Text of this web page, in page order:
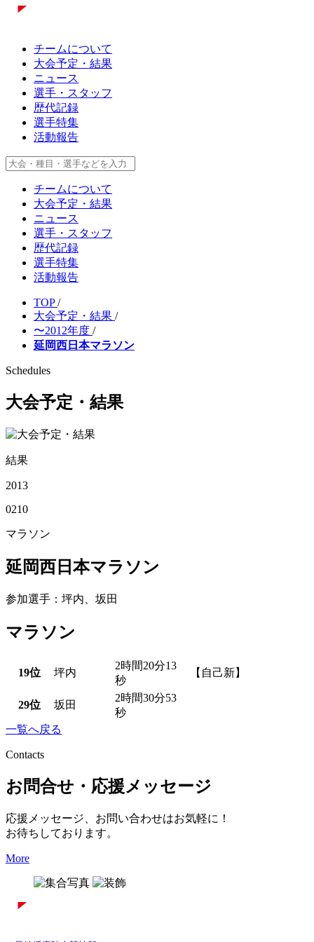
チームについて
大会予定・結果
ニュース
選手・スタッフ
歴代記録
選手特集
活動報告
チームについて
大会予定・結果
ニュース
選手・スタッフ
歴代記録
選手特集
活動報告
TOP /
大会予定・結果 /
〜2012年度 /
延岡西日本マラソン
Schedules
大会予定・結果
結果
2013
0210
マラソン
延岡西日本マラソン
参加選手 ：坪内、坂田
マラソン
19位 坪内
2時間20分13
秒
【自己新】
29位 坂田
2時間30分53
秒
一覧へ戻る
Contacts
お問合せ・応援メッセージ
応援メッセージ、お問い合わせはお気軽に！
お待ちしております。
More